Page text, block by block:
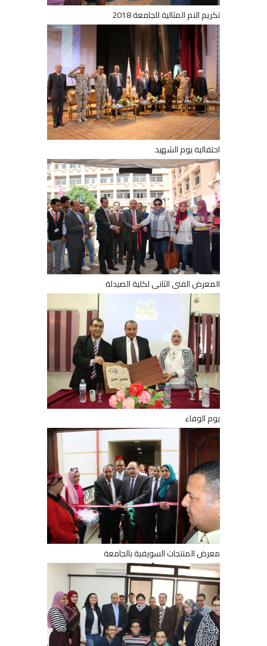
تكريم الام المثالية للجامعة 2018
احتفالية يوم الشهيد
المعرض الفنى الثانى لكلية الصيدلة
يوم الوفاء
معرض المنتجات السويفية بالجامعة